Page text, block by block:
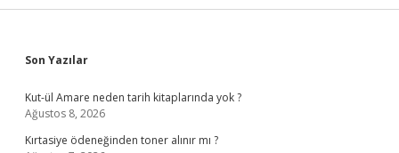
Sidebar
Son Yazılar
Kut-ül Amare neden tarih kitaplarında yok ?
Ağustos 8, 2026
Kırtasiye ödeneğinden toner alınır mı ?